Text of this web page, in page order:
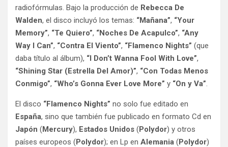
radiofórmulas. Bajo la producción de Rebecca De
Walden, el disco incluyó los temas: “Mañana”, “Your
Memory”, “Te Quiero”, “Noches De Acapulco”, “Any
Way I Can”, “Contra El Viento”, “Flamenco Nights” (que
daba título al álbum), “I Don’t Wanna Fool With Love”,
“Shining Star (Estrella Del Amor)”, “Con Todas Menos
Conmigo”, “Who’s Gonna Ever Love More” y “On y Va”.
El disco “Flamenco Nights” no solo fue editado en
España, sino que también fue publicado en formato Cd en
Japón (Mercury), Estados Unidos (Polydor) y otros
países europeos (Polydor); en Lp en Alemania (Polydor)